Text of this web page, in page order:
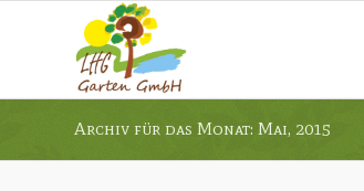
Archiv für das Monat: Mai, 2015